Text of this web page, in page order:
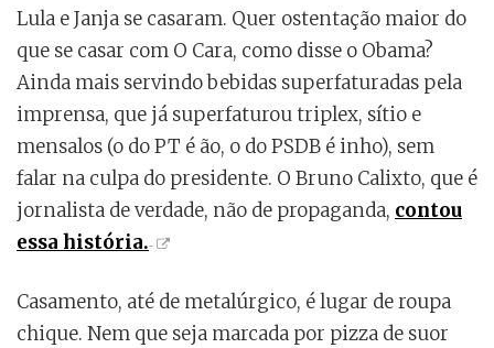
Lula e Janja se casaram. Quer ostentação maior do
que se casar com O Cara, como disse o Obama?
Ainda mais servindo bebidas superfaturadas pela
imprensa, que já superfaturou triplex, sítio e
mensalos (o do PT é ão, o do PSDB é inho), sem
falar na culpa do presidente. O Bruno Calixto, que é
jornalista de verdade, não de propaganda, contou
essa história.
Casamento, até de metalúrgico, é lugar de roupa
chique. Nem que seja marcada por pizza de suor